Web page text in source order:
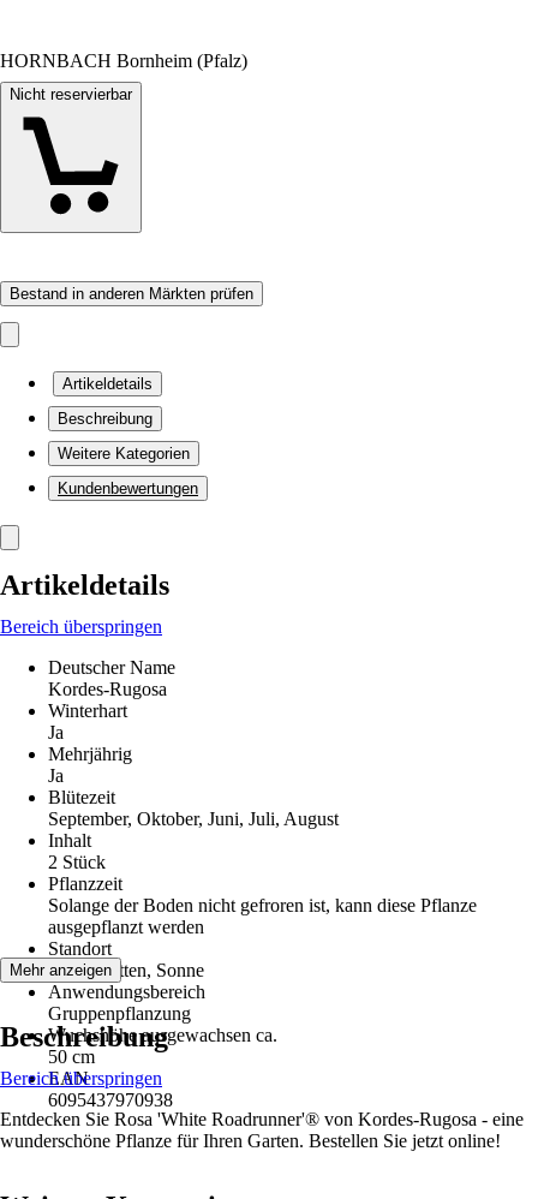
HORNBACH Bornheim (Pfalz)
Nicht reservierbar
Bestand in anderen Märkten prüfen
Artikeldetails
Beschreibung
Weitere Kategorien
Kundenbewertungen
Artikeldetails
Bereich überspringen
Deutscher Name
Kordes-Rugosa
Winterhart
Ja
Mehrjährig
Ja
Blütezeit
September, Oktober, Juni, Juli, August
Inhalt
2 Stück
Pflanzzeit
Solange der Boden nicht gefroren ist, kann diese Pflanze
ausgepflanzt werden
Standort
Halbschatten, Sonne
Anwendungsbereich
Gruppenpflanzung
Wuchshöhe ausgewachsen ca.
50 cm
EAN
6095437970938
Mehr anzeigen
Beschreibung
Bereich überspringen
Entdecken Sie Rosa 'White Roadrunner'® von Kordes-Rugosa - eine
wunderschöne Pflanze für Ihren Garten. Bestellen Sie jetzt online!